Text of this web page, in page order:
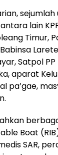
sejumlah
lain
Timur,
Satpol
aparat
pa’gae,
Boat
SAR,